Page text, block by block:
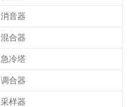
消音器
混合器
急冷塔
调合器
采样器